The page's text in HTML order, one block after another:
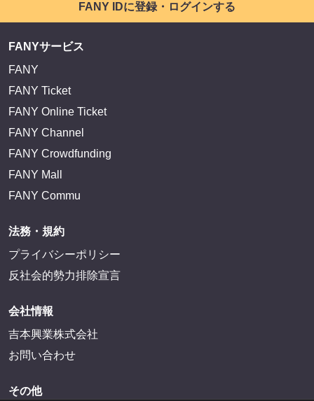
FANY IDに登録・ログインする
FANYサービス
FANY
FANY Ticket
FANY Online Ticket
FANY Channel
FANY Crowdfunding
FANY Mall
FANY Commu
法務・規約
プライバシーポリシー
反社会的勢力排除宣言
会社情報
吉本興業株式会社
お問い合わせ
その他